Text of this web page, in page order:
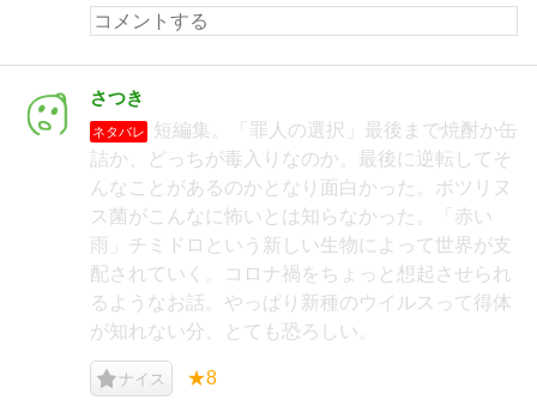
さつき
ネタバレ
短編集。「罪人の選択」最後まで焼酎か缶
詰か、どっちが毒入りなのか。最後に逆転してそ
んなことがあるのかとなり面白かった。ボツリヌ
ス菌がこんなに怖いとは知らなかった。「赤い
雨」チミドロという新しい生物によって世界が支
配されていく。コロナ禍をちょっと想起させられ
るようなお話。やっぱり新種のウイルスって得体
が知れない分、とても恐ろしい。
ナイス ★8